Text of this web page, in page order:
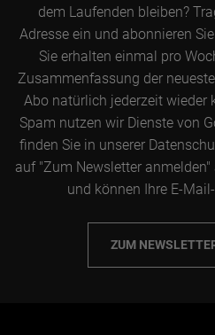
dem Laufenden bleiben?
Adresse ein und abonnieren
Sie erhalten einmal pro
Zusammenfassung der
Abo natürlich jederzeit wieder
Spam nutzen wir Dienste von
finden Sie in unserer
auf "Zum Newsletter
und können Ihre E-
ZUM